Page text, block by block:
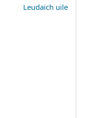
Leudaich uile